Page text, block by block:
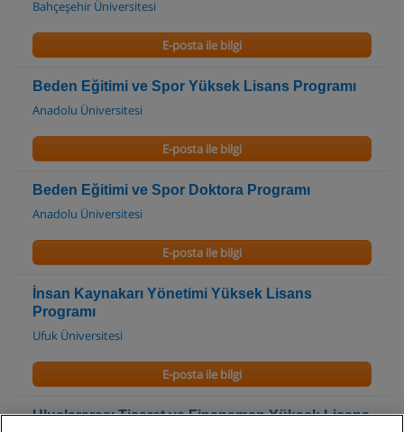
Bahçeşehir Üniversitesi
E-posta ile bilgi
Beden Eğitimi ve Spor Yüksek Lisans Programı
Anadolu Üniversitesi
E-posta ile bilgi
Beden Eğitimi ve Spor Doktora Programı
Anadolu Üniversitesi
E-posta ile bilgi
İnsan Kaynakarı Yönetimi Yüksek Lisans
Programı
Ufuk Üniversitesi
E-posta ile bilgi
Uluslararası Ticaret ve Finansman Yüksek Lisans